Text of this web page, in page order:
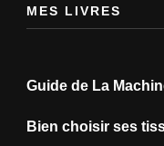
MES LIVRES
Guide de La
Bien choisir ses